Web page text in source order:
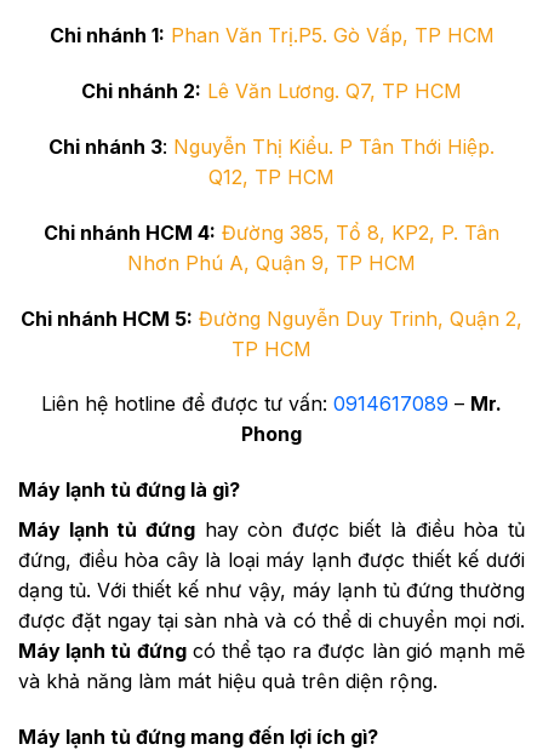
Chi nhánh 1: Phan Văn Trị.P5. Gò Vấp, TP HCM
Chi nhánh 2: Lê Văn Lương. Q7, TP HCM
Chi nhánh 3: Nguyễn Thị Kiểu. P Tân Thới Hiệp.
Q12, TP HCM
Chi nhánh HCM 4: Đường 385, Tổ 8, KP2, P. Tân
Nhơn Phú A, Quận 9, TP HCM
Chi nhánh HCM 5: Đường Nguyễn Duy Trinh, Quận 2,
TP HCM
Liên hệ hotline để được tư vấn: 0914617089 – Mr.
Phong
Máy lạnh tủ đứng là gì?
Máy lạnh tủ đứnghay còn được biết là điều hòa tủ
đứng, điều hòa cây là loại máy lạnh được thiết kế dưới
dạng tủ. Với thiết kế như vậy, máy lạnh tủ đứng thường
được đặt ngay tại sàn nhà và có thể di chuyển mọi nơi.
Máy lạnh tủ đứngcó thể tạo ra được làn gió mạnh mẽ
và khả năng làm mát hiệu quả trên diện rộng.
Máy lạnh tủ đứng mang đến lợi ích gì?